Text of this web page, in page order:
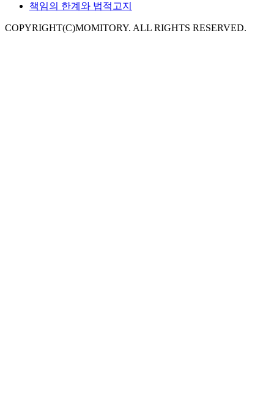
책임의 한계와 법적고지
COPYRIGHT(C)MOMITORY. ALL RIGHTS RESERVED.